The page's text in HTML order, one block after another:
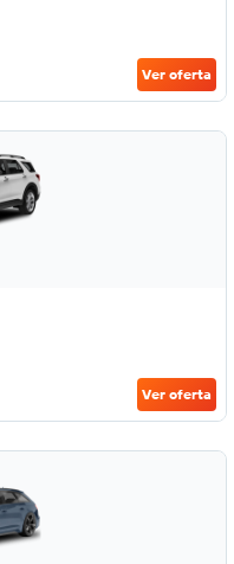
Ver oferta
Ver oferta